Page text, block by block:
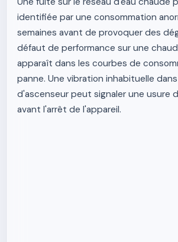
identifiée par une consommation
semaines avant de provoquer des
défaut de performance sur une
apparaît dans les courbes de
panne. Une vibration inhabituelle
d'ascenseur peut signaler une usure
avant l'arrêt de l'appareil.